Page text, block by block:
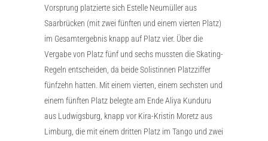
Vorsprung platzierte sich Estelle Neumüller aus
Saarbrücken (mit zwei fünften und einem vierten Platz)
im Gesamtergebnis knapp auf Platz vier. Über die
Vergabe von Platz fünf und sechs mussten die Skating-
Regeln entscheiden, da beide Solistinnen Platzziffer
fünfzehn hatten. Mit einem vierten, einem sechsten und
einem fünften Platz belegte am Ende Aliya Kunduru
aus Ludwigsburg, knapp vor Kira-Kristin Moretz aus
Limburg, die mit einem dritten Platz im Tango und zwei